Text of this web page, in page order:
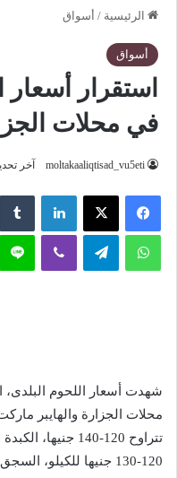
الرئيسية / أسواق
أسواق
استقرار أسعار
في محلات
moltakaaliqtisad_vu5eti آخر تحديث:
فيسبوك ‫X لينكدإن
واتساب تيلقرام
محلات الجزارة والهايبر
120-130 جنيها للكيلو، السجق البلدى 120-130 جنيها.